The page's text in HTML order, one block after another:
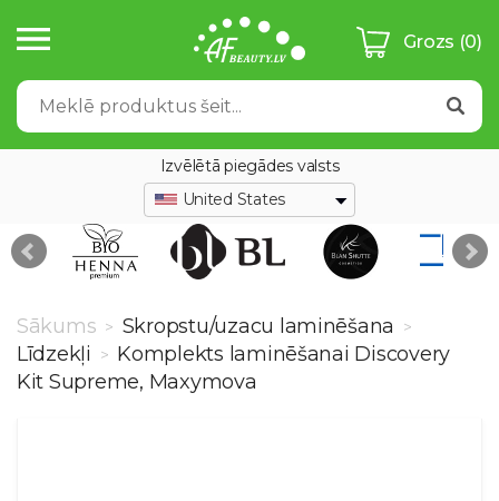
Grozs (0)
Izvēlētā piegādes valsts
United States
Sākums > Skropstu/uzacu laminēšana >
Līdzekļi > Komplekts laminēšanai Discovery
Kit Supreme, Maxymova